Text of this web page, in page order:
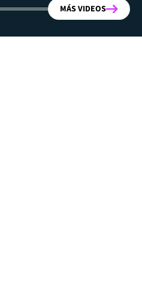
MÁS VIDEOS